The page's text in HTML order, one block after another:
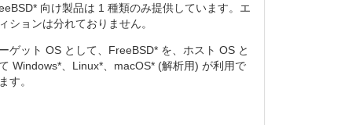
向け製品は 1 種類のみ提供しています。エ
ションは分れておりません。
ゲット OS として、FreeBSD* を、ホスト OS と
Windows*、Linux*、macOS* (解析用) が利用で
す。